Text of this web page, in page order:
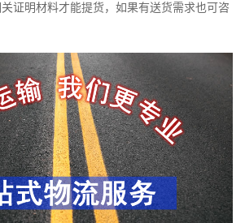
证明材料才能提货，如果有送货需求也可咨